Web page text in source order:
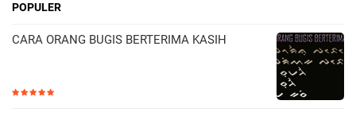
POPULER
CARA ORANG BUGIS BERTERIMA KASIH